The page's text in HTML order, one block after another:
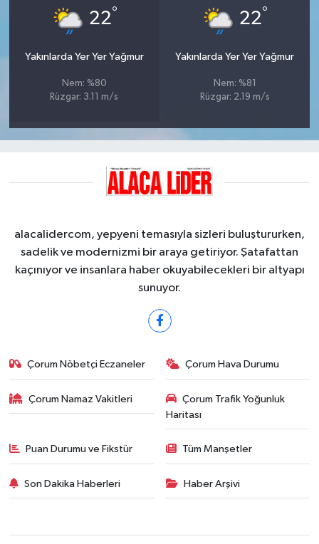
22°
Yakınlarda Yer Yer Yağmur
Nem: %80
Rüzgar: 3.11 m/s
22°
Yakınlarda Yer Yer Yağmur
Nem: %81
Rüzgar: 2.19 m/s
alacalidercom, yepyeni temasıyla sizleri buluştururken,
sadelik ve modernizmi bir araya getiriyor. Şatafattan
kaçınıyor ve insanlara haber okuyabilecekleri bir altyapı
sunuyor.
Çorum Nöbetçi Eczaneler Çorum Hava Durumu
Çorum Namaz Vakitleri
Çorum Trafik Yoğunluk
Haritası
Puan Durumu ve Fikstür Tüm Manşetler
Son Dakika Haberleri Haber Arşivi